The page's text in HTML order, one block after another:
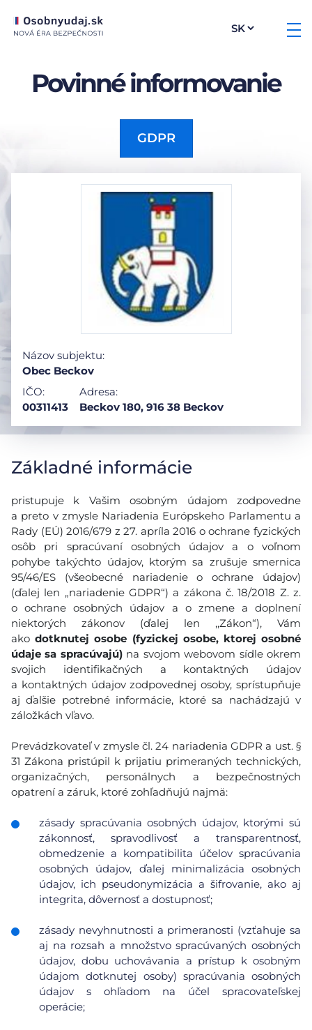
Povinné informovanie
GDPR
Názov subjektu:
Obec Beckov
IČO:
00311413
Adresa:
Beckov 180, 916 38 Beckov
Základné informácie
pristupuje k Vašim osobným údajom zodpovedne
a preto v zmysle Nariadenia Európskeho Parlamentu a
Rady (EÚ) 2016/679 z 27. apríla 2016 o ochrane fyzických
osôb pri spracúvaní osobných údajov a o voľnom
pohybe takýchto údajov, ktorým sa zrušuje smernica
95/46/ES (všeobecné nariadenie o ochrane údajov)
(ďalej len „nariadenie GDPR“) a zákona č. 18/2018 Z. z.
o ochrane osobných údajov a o zmene a doplnení
niektorých zákonov (ďalej len ,,Zákon“), Vám
akodotknutej osobe (fyzickej osobe, ktorej osobné
údaje sa spracúvajú)na svojom webovom sídle okrem
svojich identifikačných a kontaktných údajov
a kontaktných údajov zodpovednej osoby, sprístupňuje
aj ďalšie potrebné informácie, ktoré sa nachádzajú v
záložkách vľavo.
Prevádzkovateľ v zmysle čl. 24 nariadenia GDPR a ust. §
31 Zákona pristúpil k prijatiu primeraných technických,
organizačných, personálnych a bezpečnostných
opatrení a záruk, ktoré zohľadňujú najmä:
zásady spracúvania osobných údajov, ktorými sú
zákonnosť, spravodlivosť a transparentnosť,
obmedzenie a kompatibilita účelov spracúvania
osobných údajov, ďalej minimalizácia osobných
údajov, ich pseudonymizácia a šifrovanie, ako aj
integrita, dôvernosť a dostupnosť;
zásady nevyhnutnosti a primeranosti (vzťahuje sa
aj na rozsah a množstvo spracúvaných osobných
údajov, dobu uchovávania a prístup k osobným
údajom dotknutej osoby) spracúvania osobných
údajov s ohľadom na účel spracovateľskej
operácie;